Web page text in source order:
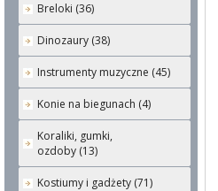
Breloki (36)
Dinozaury (38)
Instrumenty muzyczne (45)
Konie na biegunach (4)
Koraliki, gumki,
ozdoby (13)
Kostiumy i gadżety (71)